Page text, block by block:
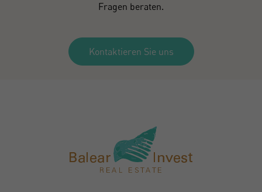
Fragen beraten.
Kontaktieren Sie uns